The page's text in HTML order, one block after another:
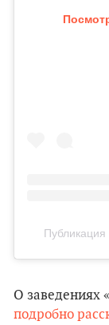
О заведениях
подробно